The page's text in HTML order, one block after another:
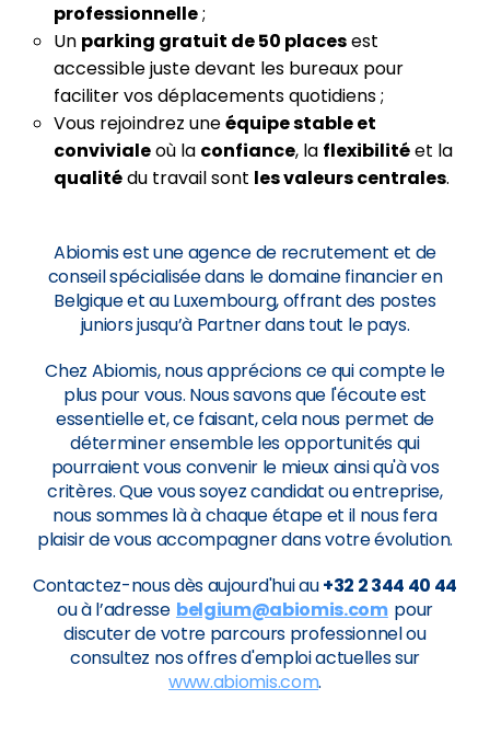
professionnelle;
Un parking gratuit de 50 placesest
accessible juste devant les bureaux pour
faciliter vos déplacements quotidiens ;
Vous rejoindrez uneéquipe stable et
convivialeoù la confiance, la flexibilitéet la
qualitédu travail sont les valeurs centrales.
Abiomis est une agence de recrutement et de
conseil spécialisée dans le domaine financier en
Belgique et au Luxembourg, offrant des postes
juniors jusqu’à Partner dans tout le pays.
Chez Abiomis, nous apprécions ce qui compte le
plus pour vous. Nous savons que l'écoute est
essentielle et, ce faisant, cela nous permet de
déterminer ensemble les opportunités qui
pourraient vous convenir le mieux ainsi qu'à vos
critères. Que vous soyez candidat ou entreprise,
nous sommes là à chaque étape et il nous fera
plaisir de vous accompagner dans votre évolution.
Contactez-nous dès aujourd'hui au+32 2 344 40 44
ou à l’adresse belgium@abiomis.com pour
discuter de votre parcours professionnel ou
consultez nos offres d'emploi actuelles sur
www.abiomis.com.